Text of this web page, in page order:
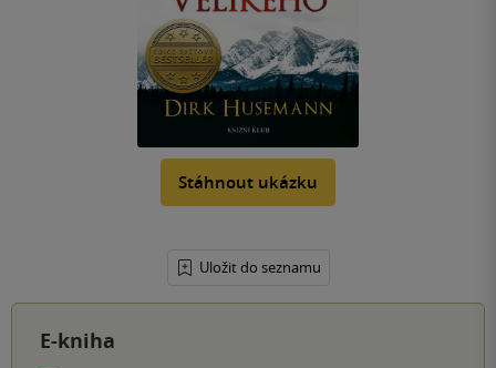
Stáhnout ukázku
Uložit do seznamu
E-kniha